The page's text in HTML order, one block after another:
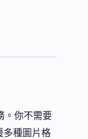
。你不需要
多種圖片格